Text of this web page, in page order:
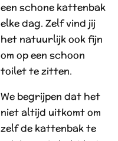
een schone kattenbak
elke dag. Zelf vind jij
het natuurlijk ook fijn
om op een schoon
toilet te zitten.
We begrijpen dat het
niet altijd uitkomt om
zelf de kattenbak te